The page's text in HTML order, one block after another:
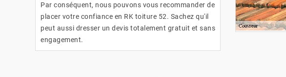
Par conséquent, nous pouvons vous recommander de
placer votre confiance en RK toiture 52. Sachez qu'il
peut aussi dresser un devis totalement gratuit et sans
engagement.